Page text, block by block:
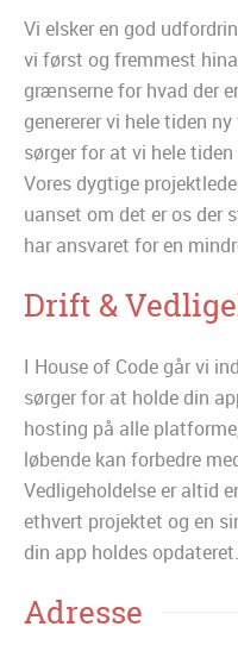
Vi elsker en god
vi først og fremmest
grænserne for hvad der
genererer vi hele tiden
sørger for at vi hele
Vores dygtige
uanset om det er os der
har ansvaret for en
Drift &
I House of Code går vi
sørger for at holde din
hosting på alle
løbende kan forbedre
Vedligeholdelse er altid
ethvert projektet og en
din app holdes opdateret.
Adresse